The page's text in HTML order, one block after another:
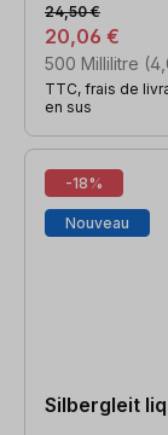
500 Millilitre
20,06 €
24,50 €
TTC, frais de
en sus
-18%
Nouveau
Silbergleit